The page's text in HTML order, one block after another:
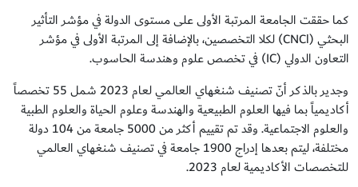
كما حققت الجامعة المرتبة الأولى على مستوى الدولة في مؤشر التأثير
البحثي (CNCl) لكلا التخصصين، بالإضافة إلى المرتبة الأولى في مؤشر
التعاون الدولي (IC) في تخصص علوم وهندسة الحاسوب.
وجدير بالذكر أنّ تصنيف شنغهاي العالمي لعام 2023 شمل 55 تخصصاً
أكاديمياً بما فيها العلوم الطبيعية والهندسة وعلوم الحياة والعلوم الطبية
والعلوم الاجتماعية. وقد تم تقييم أكثر من 5000 جامعة من 104 دولة
مختلفة، ليتم بعدها إدراج 1900 جامعة في تصنيف شنغهاي العالمي
للتخصصات الأكاديمية لعام 2023.